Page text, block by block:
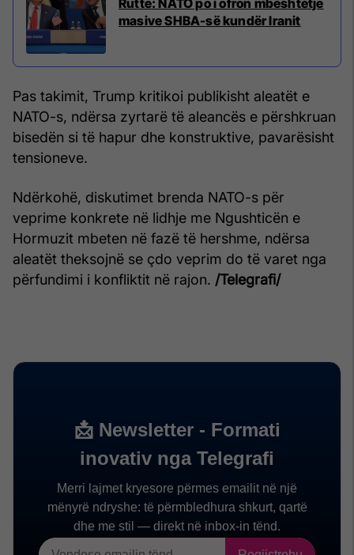
masive SHBA-së kundër Iranit
Pas takimit, Trump kritikoi publikisht aleatët e
NATO-s, ndërsa zyrtarë të aleancës e përshkruan
bisedën si të hapur dhe konstruktive, pavarësisht
tensioneve.
Ndërkohë, diskutimet brenda NATO-s për
veprime konkrete në lidhje me Ngushticën e
Hormuzit mbeten në fazë të hershme, ndërsa
aleatët theksojnë se çdo veprim do të varet nga
përfundimi i konfliktit në rajon. /Telegrafi/